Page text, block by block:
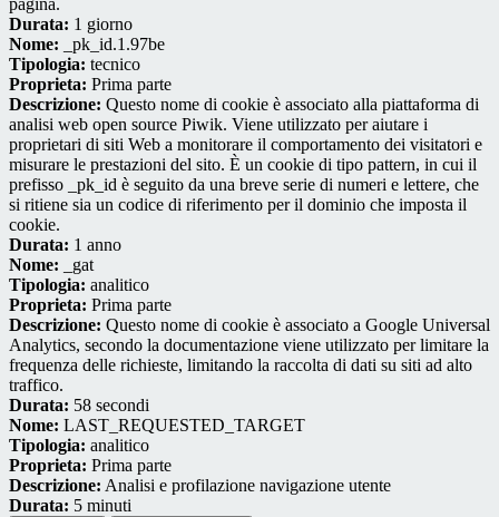
pagina.
Durata: 1 giorno
Nome: _pk_id.1.97be
Tipologia: tecnico
Proprieta: Prima parte
Descrizione: Questo nome di cookie è associato alla piattaforma di
analisi web open source Piwik. Viene utilizzato per aiutare i
proprietari di siti Web a monitorare il comportamento dei visitatori e
misurare le prestazioni del sito. È un cookie di tipo pattern, in cui il
prefisso _pk_id è seguito da una breve serie di numeri e lettere, che
si ritiene sia un codice di riferimento per il dominio che imposta il
cookie.
Durata: 1 anno
Nome: _gat
Tipologia: analitico
Proprieta: Prima parte
Descrizione: Questo nome di cookie è associato a Google Universal
Analytics, secondo la documentazione viene utilizzato per limitare la
frequenza delle richieste, limitando la raccolta di dati su siti ad alto
traffico.
Durata: 58 secondi
Nome: LAST_REQUESTED_TARGET
Tipologia: analitico
Proprieta: Prima parte
Descrizione: Analisi e profilazione navigazione utente
Durata: 5 minuti